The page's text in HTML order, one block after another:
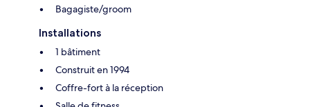
Bagagiste/groom
Installations
1 bâtiment
Construit en 1994
Coffre-fort à la réception